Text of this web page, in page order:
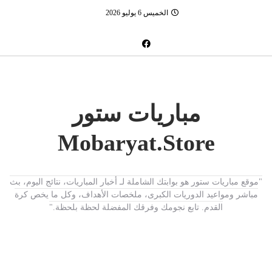
الخميس 6 يوليو 2026
مباريات ستور
Mobaryat.Store
"موقع مباريات ستور هو بوابتك الشاملة لـ أخبار المباريات، نتائج اليوم، بث
مباشر ومواعيد الدوريات الكبرى، ملخصات الأهداف، وكل ما يخص كرة
القدم. تابع نجومك وفرقك المفضلة لحظة بلحظة."